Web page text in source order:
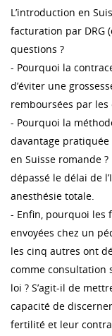
L’introduction en
facturation par DRG
questions ?
- Pourquoi la
d’éviter une
remboursées par les
- Pourquoi la
davantage pratiquée
en Suisse romande
dépassé le délai de
anesthésie totale.
- Enfin, pourquoi les
envoyées chez un
les cinq autres ont
comme consultation
loi ? S’agit-il de
capacité de
fertilité et leur